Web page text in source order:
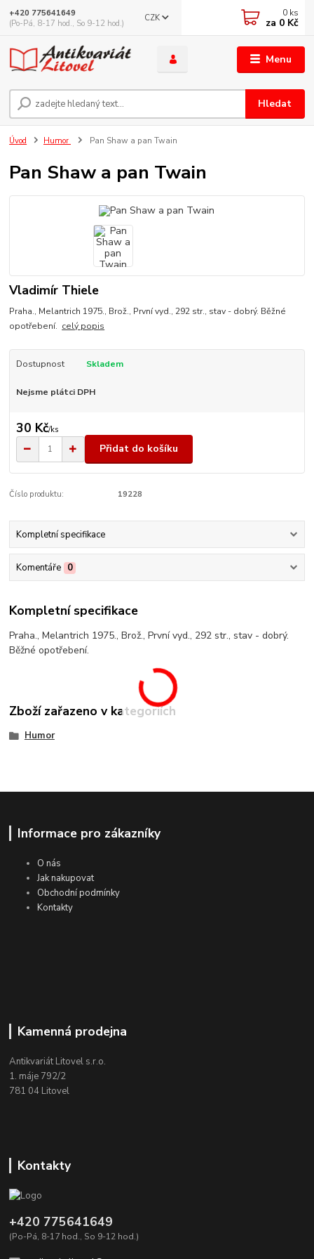
Menu
CZK
Hledat
+420 775641649
(Po-Pá, 8-17 hod., So 9-12 hod.)
0 ks
za 0 Kč
Úvod Humor Pan Shaw a pan Twain
Pan Shaw a pan Twain
Vladimír Thiele
Praha., Melantrich 1975., Brož., První vyd., 292 str., stav - dobrý. Běžné
opotřebení. celý popis
Dostupnost Skladem
Nejsme plátci DPH
30 Kč/ks
Přidat do košíku
Číslo produktu: 19228
Kompletní specifikace
Komentáře 0
Kompletní specifikace
Praha., Melantrich 1975., Brož., První vyd., 292 str., stav - dobrý.
Běžné opotřebení.
Zboží zařazeno v kategoriích
Humor
Informace pro zákazníky
O nás
Jak nakupovat
Obchodní podmínky
Kontakty
Kamenná prodejna
Antikvariát Litovel s.r.o.
1. máje 792/2
781 04 Litovel
Kontakty
+420 775641649
(Po-Pá, 8-17 hod., So 9-12 hod.)